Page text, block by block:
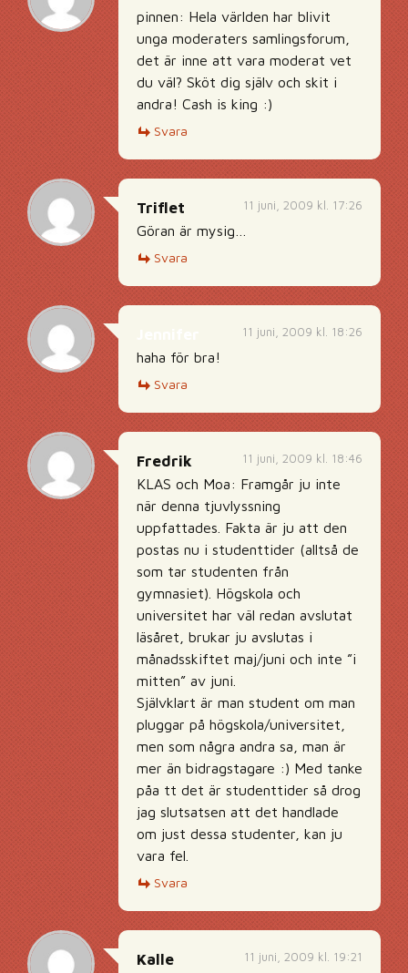
pinnen: Hela världen har blivit
unga moderaters samlingsforum,
det är inne att vara moderat vet
du väl? Sköt dig själv och skit i
andra! Cash is king :)
Svara
11 juni, 2009 kl. 17:26
Triflet
Göran är mysig…
Svara
11 juni, 2009 kl. 18:26
haha för bra!
Svara
11 juni, 2009 kl. 18:46
Fredrik
KLAS och Moa: Framgår ju inte
när denna tjuvlyssning
uppfattades. Fakta är ju att den
postas nu i studenttider (alltså de
som tar studenten från
gymnasiet). Högskola och
universitet har väl redan avslutat
läsåret, brukar ju avslutas i
månadsskiftet maj/juni och inte ”i
mitten” av juni.
Självklart är man student om man
pluggar på högskola/universitet,
men som några andra sa, man är
mer än bidragstagare :) Med tanke
påa tt det är studenttider så drog
jag slutsatsen att det handlade
om just dessa studenter, kan ju
vara fel.
Svara
11 juni, 2009 kl. 19:21
Kalle